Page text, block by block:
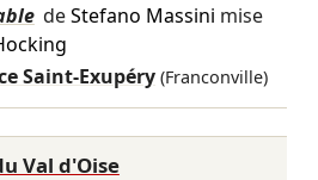
deStefano Massini mise
Saint-Exupéry (Franconville)
Val d'Oise